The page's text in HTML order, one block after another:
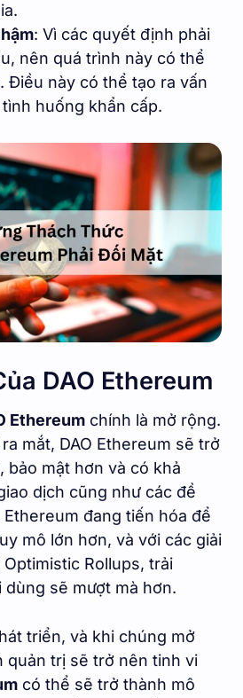
: Vì các quyết định phải
nên quá trình này có thể
Điều này có thể tạo ra vấn
huống khẩn cấp.
DAO Ethereum
Ethereum chính là mở rộng.
mắt, DAO Ethereum sẽ trở
bảo mật hơn và có khả
dịch cũng như các đề
đang tiến hóa để
mô lớn hơn, và với các giải
Rollups, trải
dùng sẽ mượt mà hơn.
triển, và khi chúng mở
quản trị sẽ trở nên tinh vi
có thể sẽ trở thành mô